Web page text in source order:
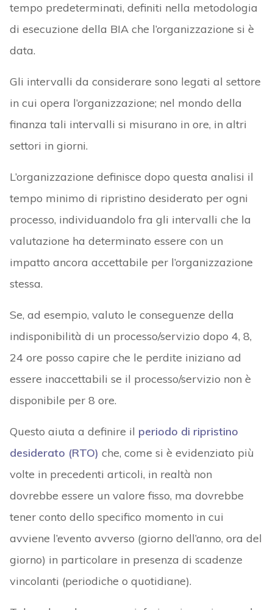
tempo predeterminati, definiti nella metodologia
di esecuzione della BIA che l’organizzazione si è
data.
Gli intervalli da considerare sono legati al settore
in cui opera l’organizzazione; nel mondo della
finanza tali intervalli si misurano in ore, in altri
settori in giorni.
L’organizzazione definisce dopo questa analisi il
tempo minimo di ripristino desiderato per ogni
processo, individuandolo fra gli intervalli che la
valutazione ha determinato essere con un
impatto ancora accettabile per l’organizzazione
stessa.
Se, ad esempio, valuto le conseguenze della
indisponibilità di un processo/servizio dopo 4, 8,
24 ore posso capire che le perdite iniziano ad
essere inaccettabili se il processo/servizio non è
disponibile per 8 ore.
Questo aiuta a definire il periodo di ripristino
desiderato (RTO) che, come si è evidenziato più
volte in precedenti articoli, in realtà non
dovrebbe essere un valore fisso, ma dovrebbe
tener conto dello specifico momento in cui
avviene l’evento avverso (giorno dell’anno, ora del
giorno) in particolare in presenza di scadenze
vincolanti (periodiche o quotidiane).